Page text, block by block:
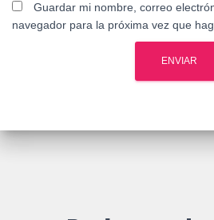
Guardar mi nombre, correo
navegador para la próxima vez que